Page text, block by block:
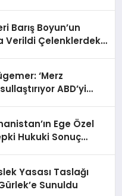
Barış Boyun’un
Verildi Çelenklerdeki
‘Merz
ABD’yi
Ege Özel
Hukuki Sonuç
Yasası Taslağı
Sunuldu